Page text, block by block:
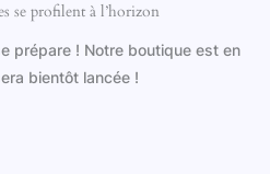
se profilent à l’horizon
prépare ! Notre boutique est en
bientôt lancée !